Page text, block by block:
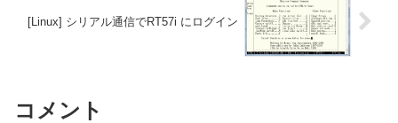
[Linux] シリアル通信でRT57i にログイン
コメント